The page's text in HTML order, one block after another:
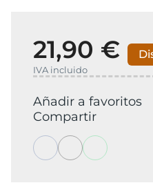
21,90 €
IVA incluido
Añadir a favoritos
Compartir